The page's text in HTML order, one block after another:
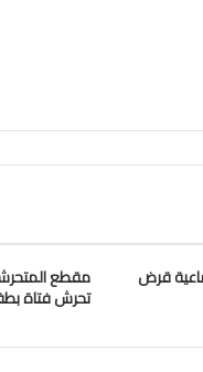
قرض مقطع
تحرش فتاة